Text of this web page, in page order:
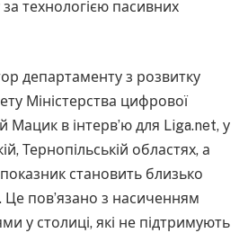
технологією пасивних
департаменту з розвитку
Міністерства цифрової
Мацик в інтервʼю для Liga.net, у
Тернопільській областях, а
становить близько
Це повʼязано з насиченням
у столиці, які не підтримують